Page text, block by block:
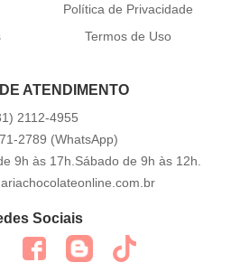
Política de Privacidade
Termos de Uso
ATENDIMENTO
2112-4955
2789 (WhatsApp)
9h às 17h.Sábado de 9h às 12h.
Sociais